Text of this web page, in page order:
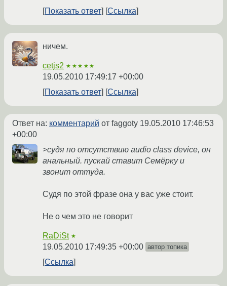
Показать ответ
Ссылка
ничем.
cetjs2 ★★★★★
19.05.2010 17:49:17 +00:00
Показать ответ
Ссылка
Ответ на: комментарий от faggoty 19.05.2010 17:46:53
+00:00
>судя по отсутствию audio class device, он
анальный. пускай ставит Семёрку и
звонит оттуда.
Судя по этой фразе она у вас уже стоит.
Не о чем это не говорит
RaDiSt ★
19.05.2010 17:49:35 +00:00 автор топика
Ссылка